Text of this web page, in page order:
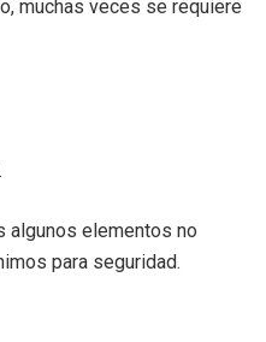
muchas veces se requiere
algunos elementos no
para seguridad.